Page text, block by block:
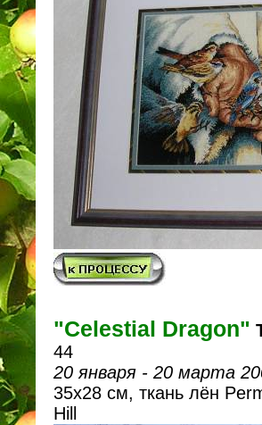
"Celestial Dragon"
44
20 января - 20 марта
35х28 см, ткань лён
Hill